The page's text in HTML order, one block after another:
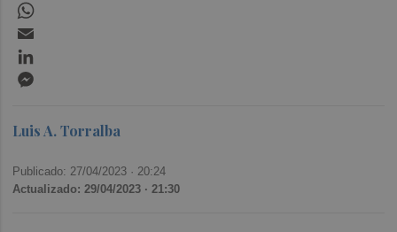
Luis A. Torralba
Publicado: 27/04/2023 · 20:24
Actualizado: 29/04/2023 · 21:30